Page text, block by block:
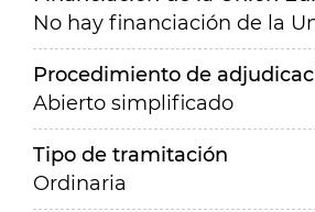
No hay financiación de la
Procedimiento de
Abierto simplificado
Tipo de tramitación
Ordinaria